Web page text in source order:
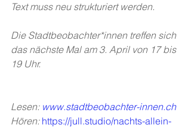
Text muss neu strukturiert werden.
Die Stadtbeobachter*innen treffen sich
das nächste Mal am 3. April von 17 bis
19 Uhr.
Lesen: www.stadtbeobachter-innen.ch
Hören: https://jull.studio/nachts-allein-